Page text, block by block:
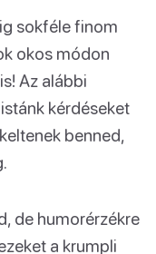
sokféle finom
okos módon
Az alábbi
kérdéseket
benned,
de humorérzékre
a krumpli